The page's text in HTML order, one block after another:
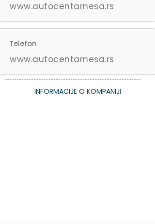
www.autocentarnesa.rs
Telefon
www.autocentarnesa.rs
INFORMACIJE O KOMPANIJI